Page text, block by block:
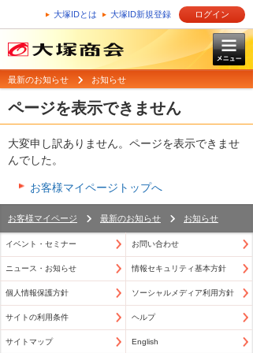
大塚IDとは 大塚ID新規登録 ログイン
最新のお知らせ お知らせ
ページを表示できません
大変申し訳ありません。ページを表示できませ
んでした。
お客様マイページトップへ
お客様マイページ 最新のお知らせ お知らせ
イベント・セミナー お問い合わせ
ニュース・お知らせ 情報セキュリティ基本方針
個人情報保護方針 ソーシャルメディア利用方針
サイトの利用条件 ヘルプ
サイトマップ English